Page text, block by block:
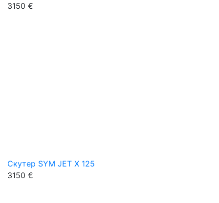
3150 €
Скутер SYM JET X 125
3150 €